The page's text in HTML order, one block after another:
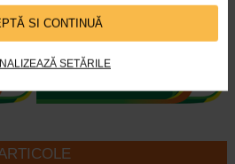
SI CONTINUĂ
SETĂRILE
Gel curatare ten cu tendinta
acneica este recomandat pentru
curatarea pielii mixte, predispuse…